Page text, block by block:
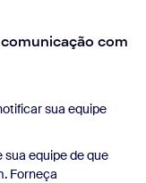
com
sua equipe
sua equipe de que
Forneça